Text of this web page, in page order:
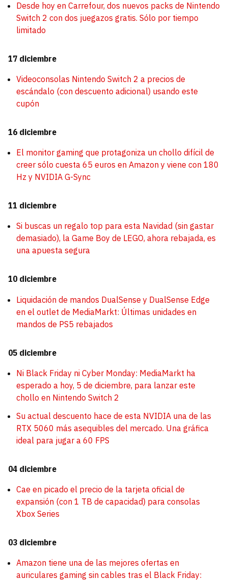
Desde hoy en Carrefour, dos nuevos packs de Nintendo
Switch 2 con dos juegazos gratis. Sólo por tiempo
limitado
17 diciembre
Videoconsolas Nintendo Switch 2 a precios de
escándalo (con descuento adicional) usando este
cupón
16 diciembre
El monitor gaming que protagoniza un chollo difícil de
creer sólo cuesta 65 euros en Amazon y viene con 180
Hz y NVIDIA G-Sync
11 diciembre
Si buscas un regalo top para esta Navidad (sin gastar
demasiado), la Game Boy de LEGO, ahora rebajada, es
una apuesta segura
10 diciembre
Liquidación de mandos DualSense y DualSense Edge
en el outlet de MediaMarkt: Últimas unidades en
mandos de PS5 rebajados
05 diciembre
Ni Black Friday ni Cyber Monday: MediaMarkt ha
esperado a hoy, 5 de diciembre, para lanzar este
chollo en Nintendo Switch 2
Su actual descuento hace de esta NVIDIA una de las
RTX 5060 más asequibles del mercado. Una gráfica
ideal para jugar a 60 FPS
04 diciembre
Cae en picado el precio de la tarjeta oficial de
expansión (con 1 TB de capacidad) para consolas
Xbox Series
03 diciembre
Amazon tiene una de las mejores ofertas en
auriculares gaming sin cables tras el Black Friday: